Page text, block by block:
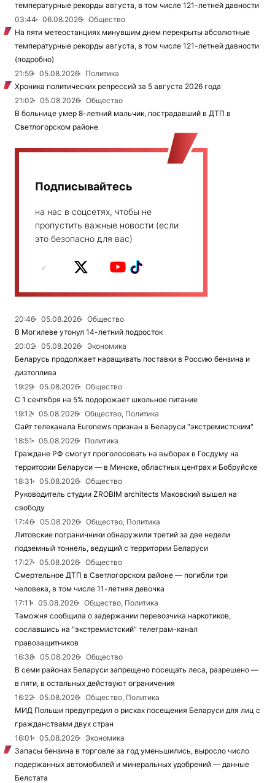
температурные рекорды августа, в том числе 121-летней давности
03:44
06.08.2026
Общество
На пяти метеостанциях минувшим днем перекрыты абсолютные
температурные рекорды августа, в том числе 121-летней давности
(подробно)
21:59
05.08.2026
Политика
Хроника политических репрессий за 5 августа 2026 года
21:02
05.08.2026
Общество
В больнице умер 8-летний мальчик, пострадавший в ДТП в
Светлогорском районе
Подписывайтесь
на нас в соцсетях, чтобы не
пропустить важные новости (если
это безопасно для вас)
20:46 05.08.2026
Общество
В Могилеве утонул 14-летний подросток
20:02
05.08.2026
Экономика
Беларусь продолжает наращивать поставки в Россию бензина и
дизтоплива
19:29
05.08.2026
Общество
С 1 сентября на 5% подорожает школьное питание
19:12
05.08.2026
Общество, Политика
Сайт телеканала Euronews признан в Беларуси "экстремистским"
18:51
05.08.2026
Политика
Граждане РФ смогут проголосовать на выборах в Госдуму на
территории Беларуси — в Минске, областных центрах и Бобруйске
18:31
05.08.2026
Общество
Руководитель студии ZROBIM architects Маковский вышел на
свободу
17:46
05.08.2026
Общество, Политика
Литовские пограничники обнаружили третий за две недели
подземный тоннель, ведущий с территории Беларуси
17:27
05.08.2026
Общество
Смертельное ДТП в Светлогорском районе — погибли три
человека, в том числе 11-летняя девочка
17:11
05.08.2026
Общество, Политика
Таможня сообщила о задержании перевозчика наркотиков,
сославшись на "экстремистский" телеграм-канал
правозащитников
16:38
05.08.2026
Общество
В семи районах Беларуси запрещено посещать леса, разрешено —
в пяти, в остальных действуют ограничения
16:22
05.08.2026
Общество, Политика
МИД Польши предупредил о рисках посещения Беларуси для лиц с
гражданствами двух стран
16:01
05.08.2026
Экономика
Запасы бензина в торговле за год уменьшились, выросло число
подержанных автомобилей и минеральных удобрений — данные
Белстата